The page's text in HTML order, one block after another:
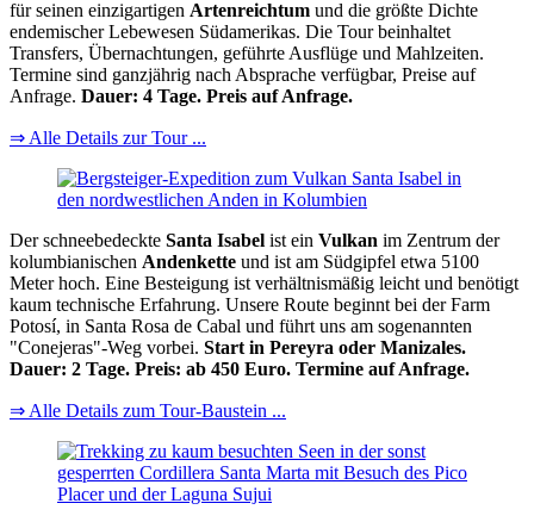
für seinen einzigartigen Artenreichtum und die größte Dichte
endemischer Lebewesen Südamerikas. Die Tour beinhaltet
Transfers, Übernachtungen, geführte Ausflüge und Mahlzeiten.
Termine sind ganzjährig nach Absprache verfügbar, Preise auf
Anfrage. Dauer: 4 Tage. Preis auf Anfrage.
⇒ Alle Details zur Tour ...
Der schneebedeckte Santa Isabel ist ein Vulkan im Zentrum der
kolumbianischen Andenkette und ist am Südgipfel etwa 5100
Meter hoch. Eine Besteigung ist verhältnismäßig leicht und benötigt
kaum technische Erfahrung. Unsere Route beginnt bei der Farm
Potosí, in Santa Rosa de Cabal und führt uns am sogenannten
"Conejeras"-Weg vorbei. Start in Pereyra oder Manizales.
Dauer: 2 Tage. Preis: ab 450 Euro. Termine auf Anfrage.
⇒ Alle Details zum Tour-Baustein ...